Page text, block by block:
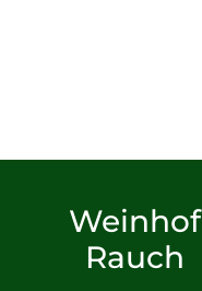
Weinhof
Rauch